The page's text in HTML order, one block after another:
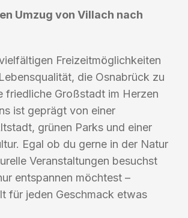
Umzug von Villach nach
Freizeitmöglichkeiten
die Osnabrück zu
friedliche Großstadt im Herzen
ist geprägt von einer
grünen Parks und einer
Egal ob du gerne in der Natur
Veranstaltungen besuchst
entspannen möchtest –
für jeden Geschmack etwas